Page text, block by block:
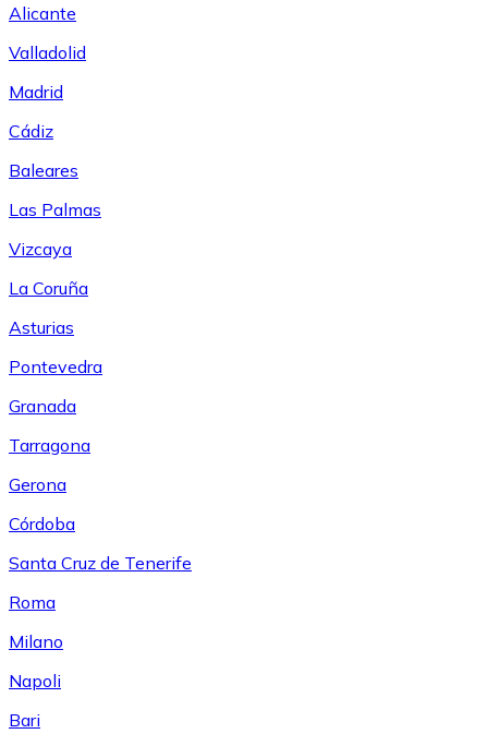
Alicante
Valladolid
Madrid
Cádiz
Baleares
Las Palmas
Vizcaya
La Coruña
Asturias
Pontevedra
Granada
Tarragona
Gerona
Córdoba
Santa Cruz de Tenerife
Roma
Milano
Napoli
Bari